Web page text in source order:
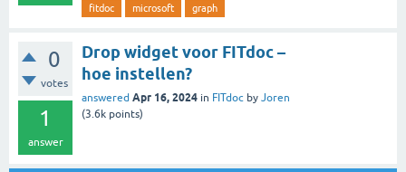
fitdoc microsoft graph
0
votes
1
answer
Drop widget voor FITdoc –
hoe instellen?
answered Apr 16, 2024 in FITdoc by Joren
(3.6k points)